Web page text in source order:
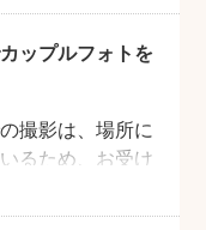
るので、是非と
にしてください
ップルフォトを
撮影は、場所に
るため、お受け
設へのご確認を